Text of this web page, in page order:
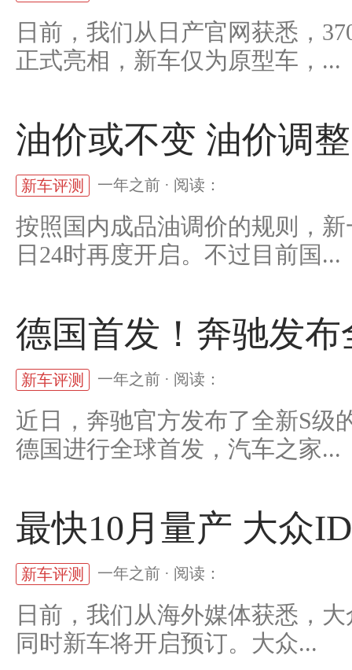
日前，我们从日产官网获悉，
正式亮相，新车仅为原型车，...
油价或不变 油价调
新车评测 一年之前 · 阅读：
按照国内成品油调价的规则，
日24时再度开启。不过目前国...
德国首发！奔驰发
新车评测 一年之前 · 阅读：
近日，奔驰官方发布了全新S级
德国进行全球首发，汽车之家...
最快10月量产 大众
新车评测 一年之前 · 阅读：
日前，我们从海外媒体获悉，
同时新车将开启预订。大众...